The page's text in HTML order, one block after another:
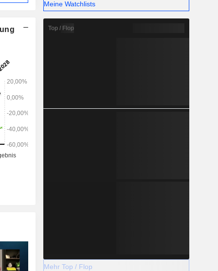
Meine Watchlists
Top / Flop
Mehr Top / Flop